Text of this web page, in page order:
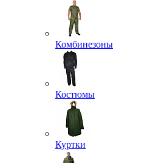
Комбинезоны
Костюмы
Куртки